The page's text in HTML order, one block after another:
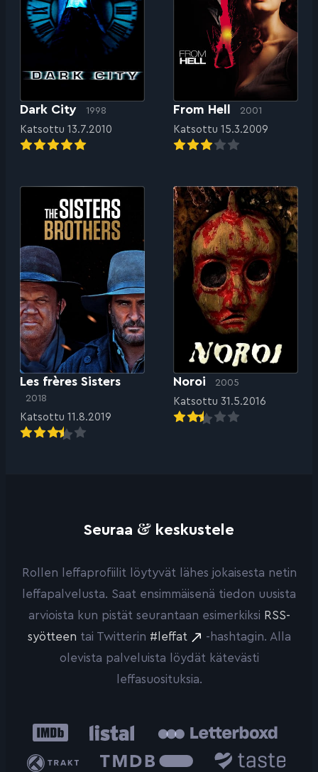
Dark City 1998
Katsottu 13.7.2010
From Hell 2001
Katsottu 15.3.2009
Les frères Sisters
2018
Katsottu 11.8.2019
Noroi 2005
Katsottu 31.5.2016
Seuraa & keskustele
Rollen leffaprofiilit löytyvät lähes jokaisesta netin
leffapalvelusta. Saat ensimmäisenä tiedon uusista
arvioista kun pistät seurantaan esimerkiksi RSS-
syötteen tai Twitterin #leffat
-hashtagin. Alla
olevista palveluista löydät kätevästi
leffasuosituksia.
IMDb Listal